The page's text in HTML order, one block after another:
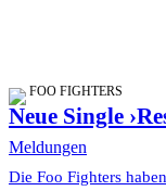
FOO FIGHTERS
Neue Single
Meldungen
Die Foo Fighters